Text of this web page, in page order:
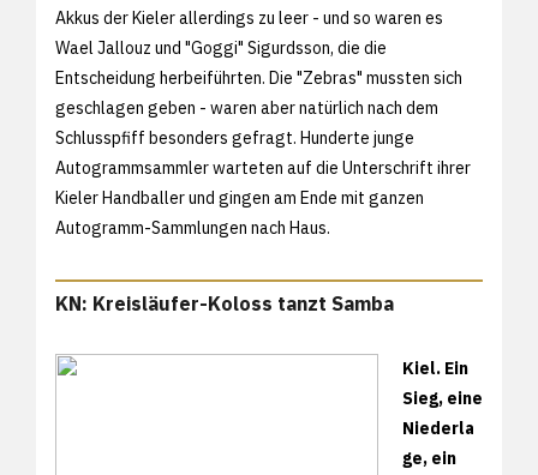
Akkus der Kieler allerdings zu leer - und so waren es
Wael Jallouz und "Goggi" Sigurdsson, die die
Entscheidung herbeiführten. Die "Zebras" mussten sich
geschlagen geben - waren aber natürlich nach dem
Schlusspfiff besonders gefragt. Hunderte junge
Autogrammsammler warteten auf die Unterschrift ihrer
Kieler Handballer und gingen am Ende mit ganzen
Autogramm-Sammlungen nach Haus.
KN: Kreisläufer-Koloss tanzt Samba
Kiel. Ein
Sieg, eine
Niederla
ge, ein